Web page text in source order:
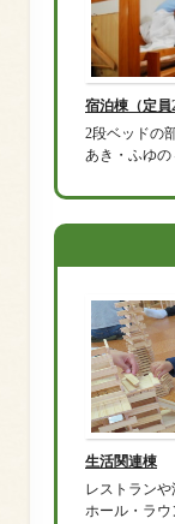
宿泊棟（定員
2段ベッドの
あき・ふゆの
生活関連棟
レストラン
ホール・ラウ